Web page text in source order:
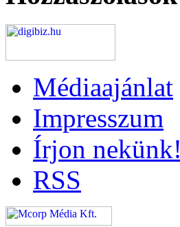
Médiaajánlat
Impresszum
Írjon nekünk!
RSS